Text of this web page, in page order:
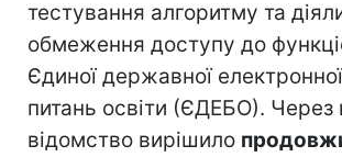
тестування алгоритму та
обмеження доступу до
Єдиної державної
питань освіти (ЄДЕБО). Через
відомство вирішило